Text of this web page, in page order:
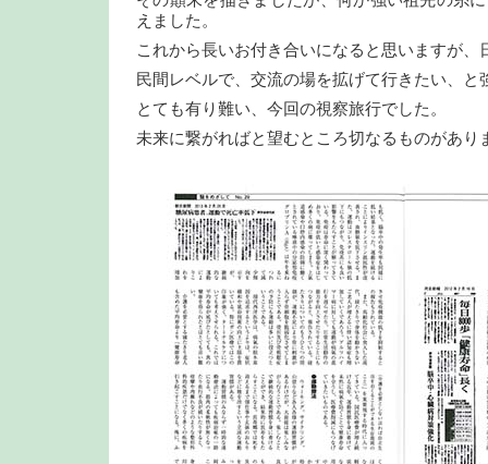
えました。
これから長いお付き合いになると思いますが、
民間レベルで、交流の場を拡げて行きたい、と
とても有り難い、今回の視察旅行でした。
未来に繋がればと望むところ切なるものがあり